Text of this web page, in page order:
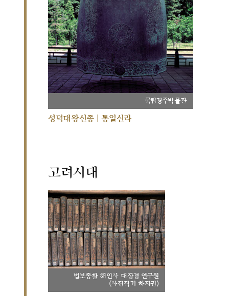
국립경주박물관
성덕대왕신종 | 통일신라
고려시대
법보종찰 해인사 대장경 연구원
(사진작가 하지권)